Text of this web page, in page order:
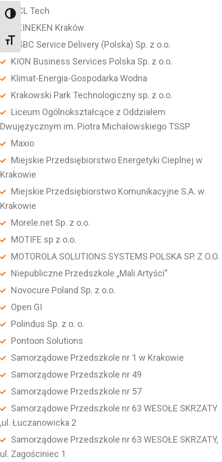
Wysoki kontrast
Rozmiar czcionki
HCL Tech
HEINEKEN Kraków
HSBC Service Delivery (Polska) Sp. z o.o.
KION Business Services Polska Sp. z o.o.
Klimat-Energia-Gospodarka Wodna
Krakowski Park Technologiczny sp. z o.o.
Liceum Ogólnokształcące z Oddziałem
Dwujęzycznym im. Piotra Michałowskiego TSSP
Maxio
Miejskie Przedsiębiorstwo Energetyki Cieplnej w
Krakowie
Miejskie Przedsiębiorstwo Komunikacyjne S.A. w
Krakowie
Morele.net Sp. z o.o.
MOTIFE sp z o.o.
MOTOROLA SOLUTIONS SYSTEMS POLSKA SP. Z O.O.
Niepubliczne Przedszkole „Mali Artyści”
Novocure Poland Sp. z o.o.
Open GI
Polindus Sp. z o. o.
Pontoon Solutions
Samorządowe Przedszkole nr 1 w Krakowie
Samorządowe Przedszkole nr 49
Samorządowe Przedszkole nr 57
Samorządowe Przedszkole nr 63 WESOŁE SKRZATY
,ul. Łuczanowicka 2
Samorządowe Przedszkole nr 63 WESOŁE SKRZATY,
ul. Zagościniec 1